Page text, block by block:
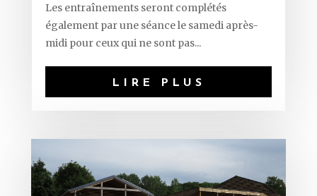
Les entraînements seront complétés
également par une séance le samedi après-
midi pour ceux qui ne sont pas...
LIRE PLUS